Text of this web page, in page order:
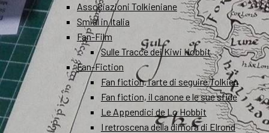
Associazioni Tolkieniane
Smial in Italia
Fan-Film
Sulle Tracce dei Kiwi Hobbit
Fan-Fiction
Fan fiction, l’arte di seguire Tolkien
Fan fiction, il canone e le sue sfide
Le Appendici de Lo Hobbit
I retroscena della dimora di Elrond